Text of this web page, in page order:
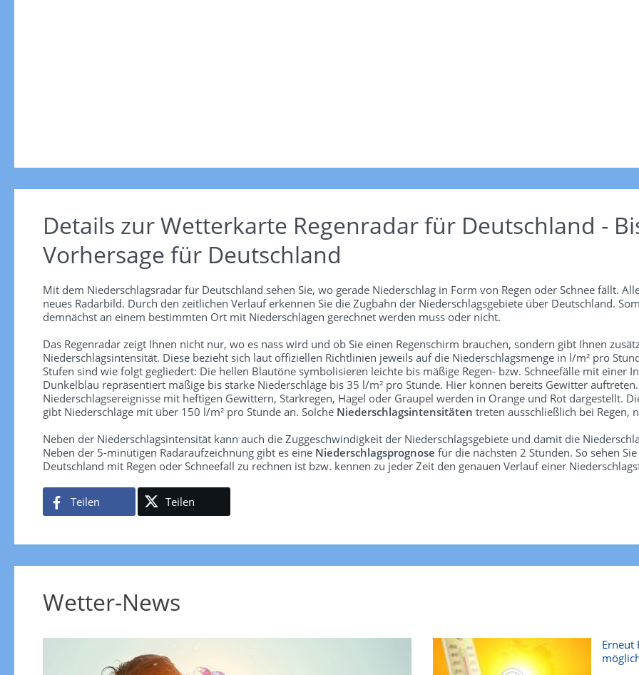
Details zur Wetterkarte Regenradar für Deutschland -
Vorhersage für Deutschland
Mit dem Niederschlagsradar für Deutschland sehen Sie, wo gerade Niederschlag in Form von Regen oder Schnee fällt.
neues Radarbild. Durch den zeitlichen Verlauf erkennen Sie die Zugbahn der Niederschlagsgebiete über Deutschland.
demnächst an einem bestimmten Ort mit Niederschlägen gerechnet werden muss oder nicht.
Das Regenradar zeigt Ihnen nicht nur, wo es nass wird und ob Sie einen Regenschirm brauchen, sondern gibt Ihnen
Niederschlagsintensität. Diese bezieht sich laut offiziellen Richtlinien jeweils auf die Niederschlagsmenge in l/m² pro
Stufen sind wie folgt gegliedert: Die hellen Blautöne symbolisieren leichte bis mäßige Regen- bzw. Schneefälle mit einer
Dunkelblau repräsentiert mäßige bis starke Niederschläge bis 35 l/m² pro Stunde. Hier können bereits Gewitter
Niederschlagsereignisse mit heftigen Gewittern, Starkregen, Hagel oder Graupel werden in Orange und Rot dargestellt.
gibt Niederschläge mit über 150 l/m² pro Stunde an. Solche Niederschlagsintensitäten treten ausschließlich bei Regen,
Neben der Niederschlagsintensität kann auch die Zuggeschwindigkeit der Niederschlagsgebiete und damit die
Neben der 5-minütigen Radaraufzeichnung gibt es eine Niederschlagsprognose für die nächsten 2 Stunden. So sehen
Deutschland mit Regen oder Schneefall zu rechnen ist bzw. kennen zu jeder Zeit den genauen Verlauf einer
Teilen Teilen
Wetter-News
Erneut